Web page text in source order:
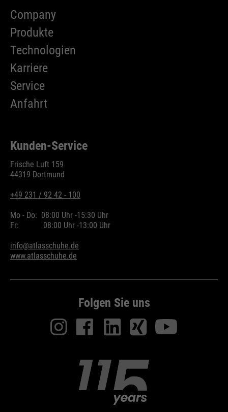
Company
Produkte
Technologien
Karriere
Service
Anfahrt
Kunden-Service
Frische Luft 159
44319 Dortmund
+49 231 / 92 42 - 100
Mo - Do: 08:00 Uhr -15:30 Uhr
Fr:
08:00 Uhr -13:00 Uhr
info@atlasschuhe.de
www.atlasschuhe.de
Folgen Sie uns